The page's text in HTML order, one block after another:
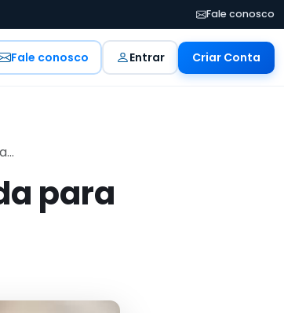
Fale conosco
Fale conosco Entrar Criar Conta
para